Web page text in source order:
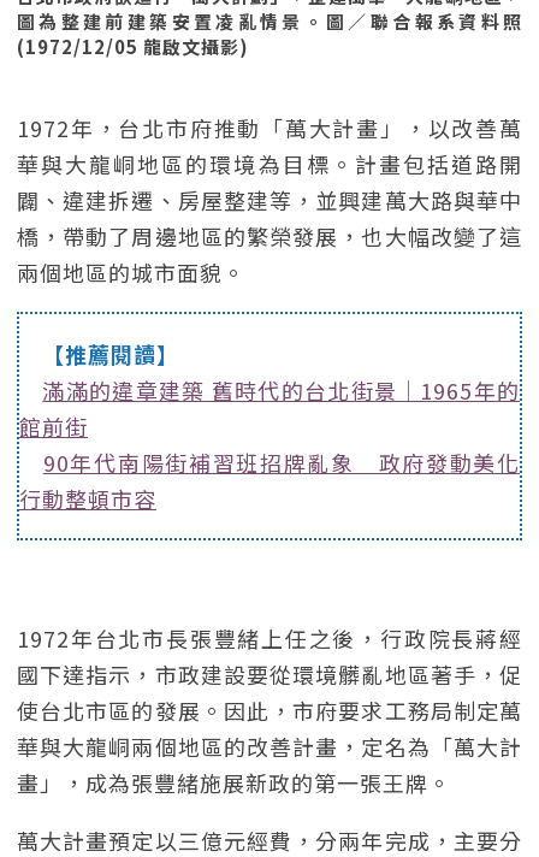
圖為整建前建築安置凌亂情景。圖／聯合報系資料照
(1972/12/05 龍啟文攝影)
1972年，台北市府推動「萬大計畫」，以改善萬
華與大龍峒地區的環境為目標。計畫包括道路開
闢、違建拆遷、房屋整建等，並興建萬大路與華中
橋，帶動了周邊地區的繁榮發展，也大幅改變了這
兩個地區的城市面貌。
【推薦閱讀】
滿滿的違章建築 舊時代的台北街景｜1965年的
館前街
90年代南陽街補習班招牌亂象 政府發動美化
行動整頓市容
1972年台北市長張豐緒上任之後，行政院長蔣經
國下達指示，市政建設要從環境髒亂地區著手，促
使台北市區的發展。因此，市府要求工務局制定萬
華與大龍峒兩個地區的改善計畫，定名為「萬大計
畫」，成為張豐緒施展新政的第一張王牌。
萬大計畫預定以三億元經費，分兩年完成，主要分